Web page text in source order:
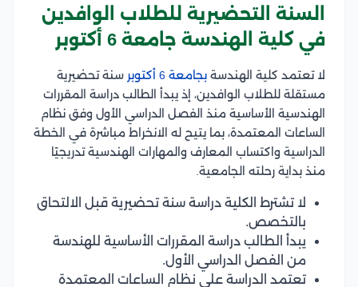
السنة التحضيرية للطلاب الوافدين
في كلية الهندسة جامعة 6 أكتوبر
لا تعتمد كلية الهندسة بجامعة 6 أكتوبر
سنة تحضيرية
مستقلة للطلاب الوافدين، إذ يبدأ الطالب دراسة المقررات
الهندسية الأساسية منذ الفصل الدراسي الأول وفق نظام
الساعات المعتمدة، بما يتيح له الانخراط مباشرة في الخطة
الدراسية واكتساب المعارف والمهارات الهندسية تدريجيًا
منذ بداية رحلته الجامعية.
لا تشترط الكلية دراسة سنة تحضيرية قبل الالتحاق
بالتخصص.
يبدأ الطالب دراسة المقررات الأساسية للهندسة
من الفصل الدراسي الأول.
تعتمد الدراسة على نظام الساعات المعتمدة